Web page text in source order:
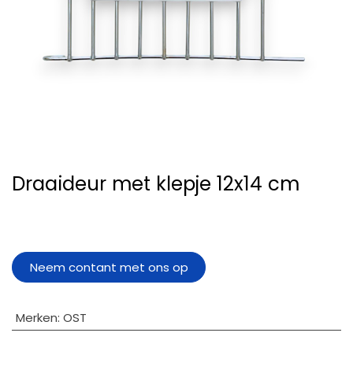
Draaideur met klepje 12x14 cm
Neem contant met ons op
Merken: OST